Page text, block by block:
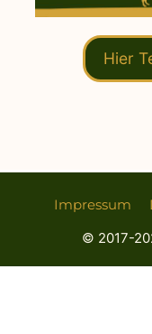
Hier
Impressum
© 2017-